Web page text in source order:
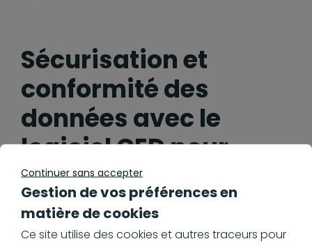
Sécurisation et
conformité des
données avec le
logiciel GED pour
industrie
pharmaceutique
Continuer sans accepter
Gestion de vos préférences en
matière de cookies
Ce site utilise des cookies et autres traceurs pour